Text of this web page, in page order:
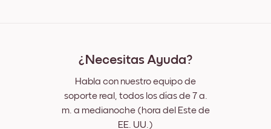
¿Necesitas Ayuda?
Habla con nuestro equipo de
soporte real, todos los días de 7 a.
m. a medianoche (hora del Este de
EE. UU.)